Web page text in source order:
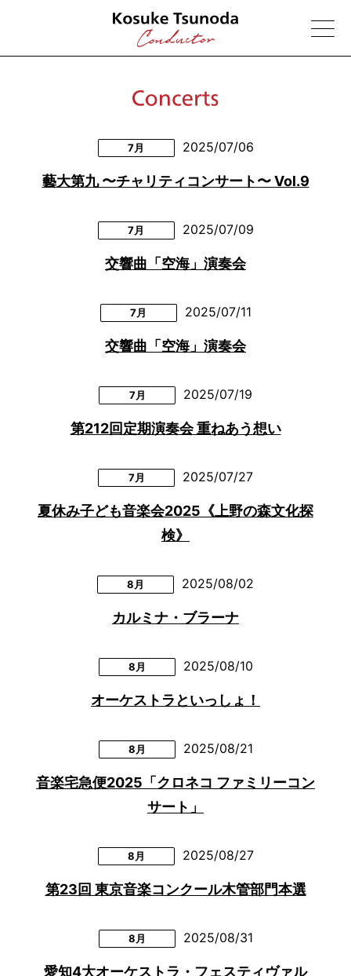
7月 2025/07/06
藝大第九 〜チャリティコンサート〜 Vol.9
7月 2025/07/09
交響曲「空海」演奏会
7月 2025/07/11
交響曲「空海」演奏会
7月 2025/07/19
第212回定期演奏会 重ねあう想い
7月 2025/07/27
夏休み子ども音楽会2025《上野の森文化探
検》
8月 2025/08/02
カルミナ・ブラーナ
8月 2025/08/10
オーケストラといっしょ！
8月 2025/08/21
音楽宅急便2025「クロネコ ファミリーコン
サート」
8月 2025/08/27
第23回 東京音楽コンクール木管部門本選
8月 2025/08/31
愛知4大オーケストラ・フェスティヴァル